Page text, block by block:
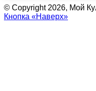
© Copyright 2026, Мой
Кнопка «Наверх»